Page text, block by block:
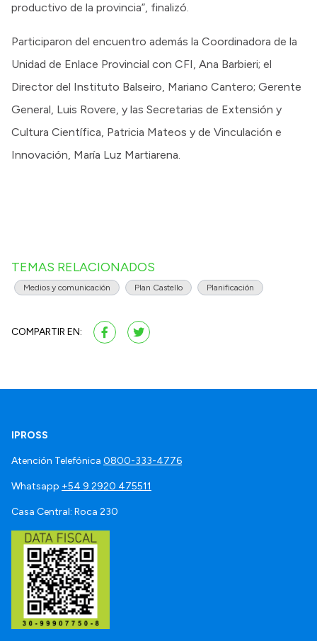
productivo de la provincia”, finalizó.
Participaron del encuentro además la Coordinadora de la
Unidad de Enlace Provincial con CFI, Ana Barbieri; el
Director del Instituto Balseiro, Mariano Cantero; Gerente
General, Luis Rovere, y las Secretarias de Extensión y
Cultura Científica, Patricia Mateos y de Vinculación e
Innovación, María Luz Martiarena.
TEMAS RELACIONADOS
Medios y comunicación Plan Castello Planificación
COMPARTIR EN:
IPROSS
Atención Telefónica 0800-333-4776
Whatsapp +54 9 2920 475511
Casa Central: Roca 230